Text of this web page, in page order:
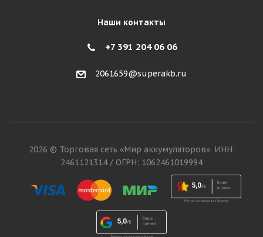
Наши контакты
+7 391 204 06 06
2061659@superakb.ru
2026 © Торговая сеть «Мир аккумуляторов». ИНН:
2461121314 / ОГРН: 1062461019994